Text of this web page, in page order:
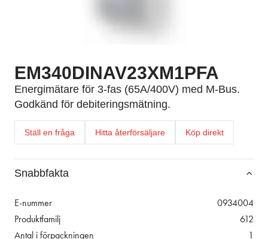
EM340DINAV23XM1PFA
Energimätare för 3-fas (65A/400V) med M-Bus.
Godkänd för debiteringsmätning.
Ställ en fråga Hitta återförsäljare Köp direkt
Snabbfakta
E-nummer
0934004
Produktfamilj
612
Antal i förpackningen
1